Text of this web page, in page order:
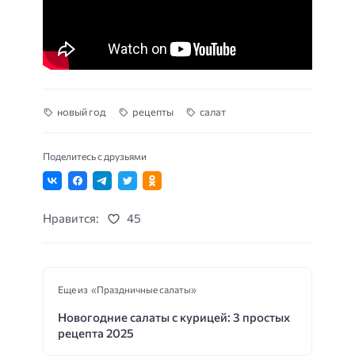
новый год рецепты салат
Поделитесь с друзьями
Нравится: 45
Еще из «Праздничные салаты»
Новогодние салаты с курицей: 3 простых
рецепта 2025